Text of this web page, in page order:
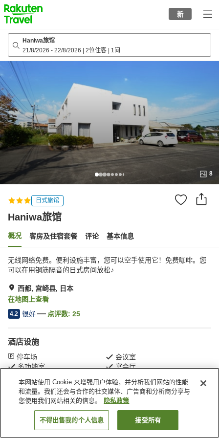
to
top
page
新
Haniwa旅馆
21/8/2026 - 22/8/2026 2位住客 1间
8
日式旅馆
Haniwa旅馆
概况 客房及住宿套餐 评论 基本信息
无线网络免费。便利设施丰富，您可以空手使用它！免费咖啡。您
可以在用钢筋隔音的日式房间放松♪
西都, 宫崎县, 日本
在地图上查看
4.2 很好 点评数: 25
酒店设施
停车场
会议室
多功能室
宴会厅
首页 日本 宫崎县 西都 Haniwa旅馆
搜索客房
本网站使用 Cookie 来增强用户体验，并分析我们网站的性能
和流量。我们还会与合作的社交媒体、广告商和分析商分享与
您使用我们网站相关的信息。
隐私政策
不得出售我的个人信息 接受所有